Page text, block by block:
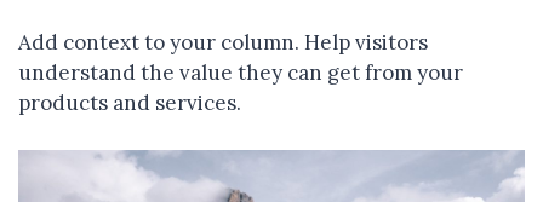
Add context to your column. Help visitors
understand the value they can get from your
products and services.